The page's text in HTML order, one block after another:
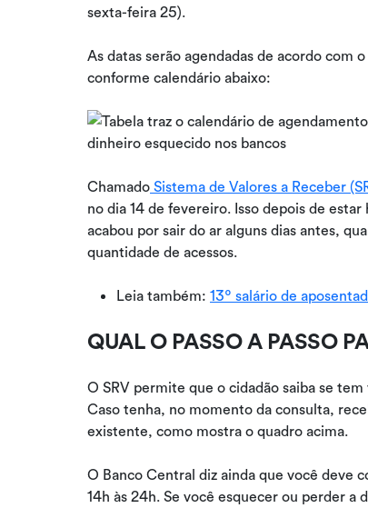
sexta-feira 25).
As datas serão agendadas de acordo com
conforme calendário abaixo:
Chamado Sistema de Valores a Receber
no dia 14 de fevereiro. Isso depois de
acabou por sair do ar alguns dias antes,
quantidade de acessos.
Leia também: 13º salário de
QUAL O PASSO A PASSO
O SRV permite que o cidadão saiba se
Caso tenha, no momento da consulta,
existente, como mostra o quadro acima.
O Banco Central diz ainda que você deve
14h às 24h. Se você esquecer ou perder a